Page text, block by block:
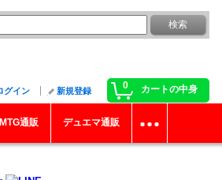
0 カートの中身
グイン 新規登録
MTG通販 デュエマ通販